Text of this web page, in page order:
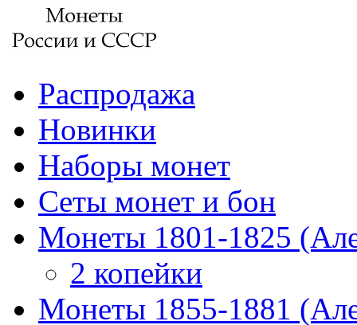
Распродажа
Новинки
Наборы монет
Сеты монет и бон
Монеты 1801-1825
2 копейки
Монеты 1855-1881